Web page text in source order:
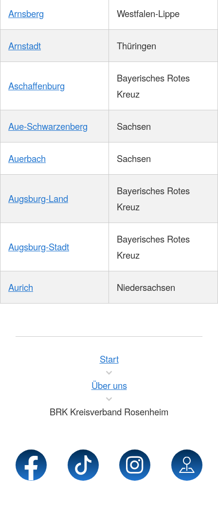
Arnsberg Westfalen-Lippe
Arnstadt Thüringen
Aschaffenburg
Bayerisches Rotes
Kreuz
Aue-Schwarzenberg Sachsen
Auerbach Sachsen
Augsburg-Land
Bayerisches Rotes
Kreuz
Augsburg-Stadt
Bayerisches Rotes
Kreuz
Aurich Niedersachsen
Start
Über uns
BRK Kreisverband Rosenheim